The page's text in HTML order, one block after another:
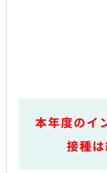
本年度のイ
接種は